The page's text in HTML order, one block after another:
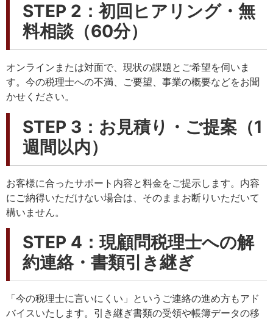
STEP 2：初回ヒアリング・無
料相談（60分）
オンラインまたは対面で、現状の課題とご希望を伺いま
す。今の税理士への不満、ご要望、事業の概要などをお聞
かせください。
STEP 3：お見積り・ご提案（1
週間以内）
お客様に合ったサポート内容と料金をご提示します。内容
にご納得いただけない場合は、そのままお断りいただいて
構いません。
STEP 4：現顧問税理士への解
約連絡・書類引き継ぎ
「今の税理士に言いにくい」というご連絡の進め方もアド
バイスいたします。引き継ぎ書類の受領や帳簿データの移